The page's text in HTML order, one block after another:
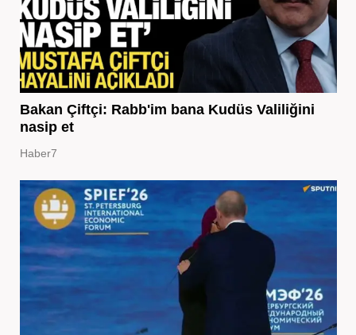
Bakan Çiftçi: Rabb'im bana Kudüs Valiliğini
nasip et
Haber7